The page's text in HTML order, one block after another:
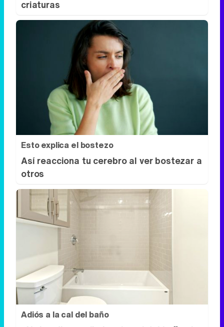
Esto explica el bostezo
Así reacciona tu cerebro al ver bostezar a
Adiós a la cal del baño
¿Y si pudieras eliminar la cal del baño sin
esfuerzo?